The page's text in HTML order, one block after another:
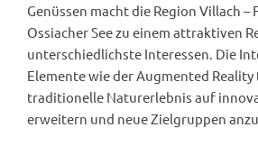
Genüssen macht die Region Villach –
Ossiacher See zu einem attraktiven
unterschiedlichste Interessen. Die
Elemente wie der Augmented
traditionelle Naturerlebnis auf
erweitern und neue Zielgruppen